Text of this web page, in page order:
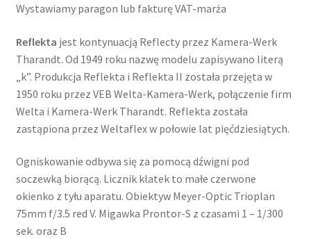
Wystawiamy paragon lub fakturę VAT-marża
Reflekta jest kontynuacją Reflecty przez Kamera-Werk
Tharandt. Od 1949 roku nazwę modelu zapisywano literą
„k”. Produkcja Reflekta i Reflekta II została przejęta w
1950 roku przez VEB Welta-Kamera-Werk, połączenie firm
Welta i Kamera-Werk Tharandt. Reflekta została
zastąpiona przez Weltaflex w połowie lat pięćdziesiątych.
Ogniskowanie odbywa się za pomocą dźwigni pod
soczewką biorącą. Licznik klatek to małe czerwone
okienko z tyłu aparatu. Obiektyw Meyer-Optic Trioplan
75mm f/3.5 red V. Migawka Prontor-S z czasami 1 – 1/300
sek. oraz B